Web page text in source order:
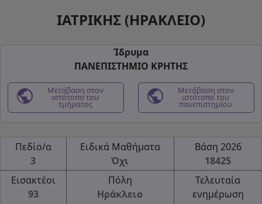
ΙΑΤΡΙΚΗΣ (ΗΡΑΚΛΕΙΟ)
Ίδρυμα
ΠΑΝΕΠΙΣΤΗΜΙΟ ΚΡΗΤΗΣ
public Μετάβαση στον
ιστότοπο του
τμήματος public Μετάβαση στον
ιστότοπο του
πανεπιστημίου
Πεδίο/α
3
Ειδικά Μαθήματα
Όχι
Βάση 2026
18425
Εισακτέοι
93
Πόλη
Ηράκλειο
Τελευταία
ενημέρωση